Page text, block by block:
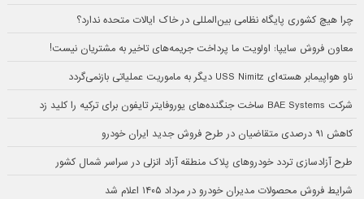
چرا هیچ کشوری پایگاه نظامی بین‌المللی در خاک ایالات متحده ندارد؟
معاون فروش سایپا: اولویت ما پرداخت جریمه‌های تاخیر به مشتریان نیست!
ناو هواپیمابر هسته‌ای USS Nimitz دیگر به ماموریت عملیاتی بازنمی‌گردد
شرکت BAE Systems ساخت جنگنده‌های یوروفایتر تایفون برای ترکیه را کلید زد
کاهش ۹۱ درصدی متقاضیان در طرح فروش جدید ایران خودرو
طرح آزادسازی تردد خودروهای پلاک منطقه آزاد انزلی در سراسر شمال کشور
شرایط فروش محصولات مدیران خودرو در مرداد ۱۴۰۵ اعلام شد